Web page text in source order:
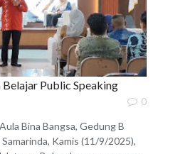
Public Speaking
0
Bina Bangsa, Gedung B
Kamis (11/9/2025),